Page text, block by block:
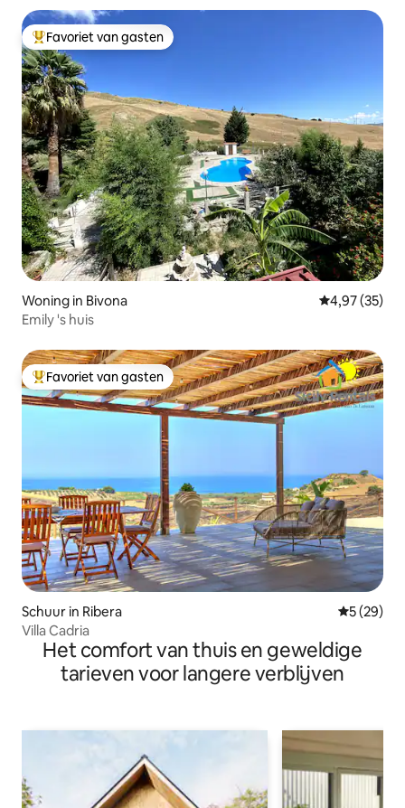
Topfavoriet van gasten
Favoriet van gasten
Woning in Bivona Gemiddelde
4,97 (35)
Emily 's huis
Topfavoriet van gasten
Favoriet van gasten
Schuur in Ribera
5 (29)
Villa Cadria
Het comfort van thuis en geweldige
tarieven voor langere verblijven